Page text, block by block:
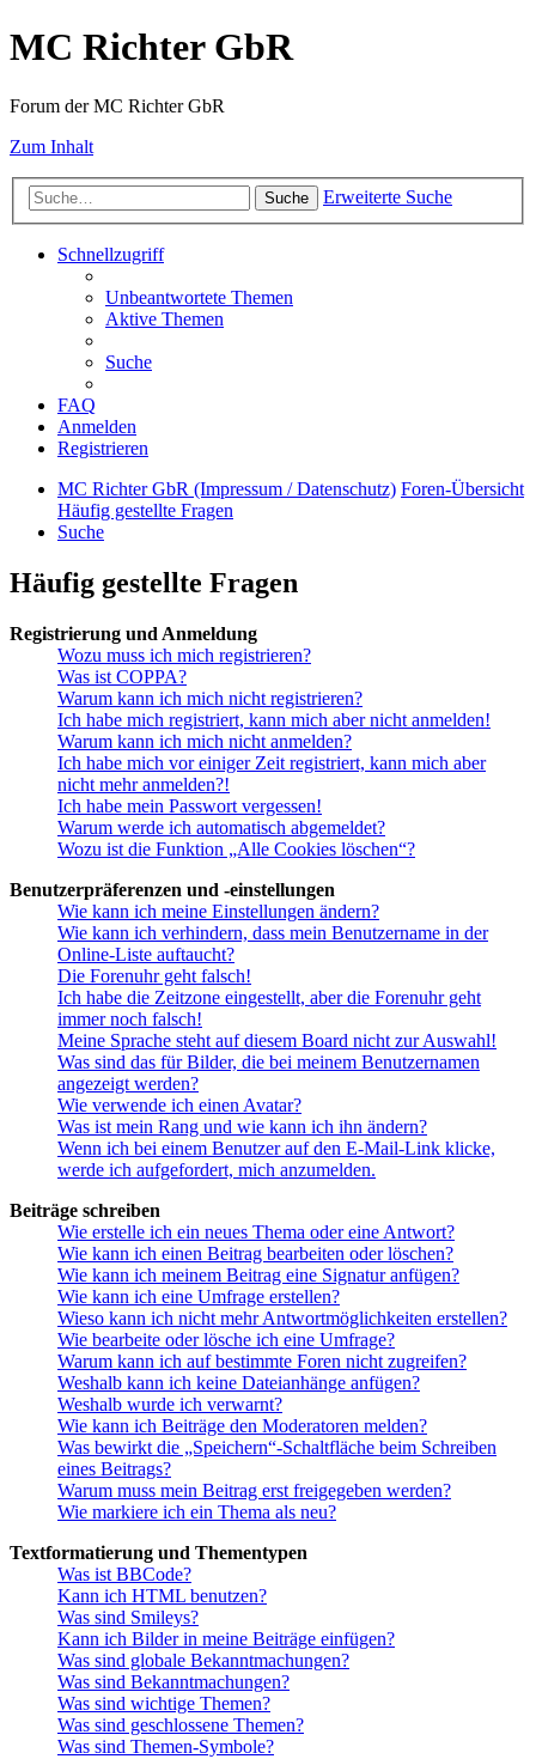
MC Richter GbR
Forum der MC Richter GbR
Zum Inhalt
Suche Erweiterte Suche
Schnellzugriff
Unbeantwortete Themen
Aktive Themen
Suche
FAQ
Anmelden
Registrieren
MC Richter GbR (Impressum / Datenschutz) Foren-Übersicht
Häufig gestellte Fragen
Suche
Häufig gestellte Fragen
Registrierung und Anmeldung
Wozu muss ich mich registrieren?
Was ist COPPA?
Warum kann ich mich nicht registrieren?
Ich habe mich registriert, kann mich aber nicht anmelden!
Warum kann ich mich nicht anmelden?
Ich habe mich vor einiger Zeit registriert, kann mich aber
nicht mehr anmelden?!
Ich habe mein Passwort vergessen!
Warum werde ich automatisch abgemeldet?
Wozu ist die Funktion „Alle Cookies löschen“?
Benutzerpräferenzen und -einstellungen
Wie kann ich meine Einstellungen ändern?
Wie kann ich verhindern, dass mein Benutzername in der
Online-Liste auftaucht?
Die Forenuhr geht falsch!
Ich habe die Zeitzone eingestellt, aber die Forenuhr geht
immer noch falsch!
Meine Sprache steht auf diesem Board nicht zur Auswahl!
Was sind das für Bilder, die bei meinem Benutzernamen
angezeigt werden?
Wie verwende ich einen Avatar?
Was ist mein Rang und wie kann ich ihn ändern?
Wenn ich bei einem Benutzer auf den E-Mail-Link klicke,
werde ich aufgefordert, mich anzumelden.
Beiträge schreiben
Wie erstelle ich ein neues Thema oder eine Antwort?
Wie kann ich einen Beitrag bearbeiten oder löschen?
Wie kann ich meinem Beitrag eine Signatur anfügen?
Wie kann ich eine Umfrage erstellen?
Wieso kann ich nicht mehr Antwortmöglichkeiten erstellen?
Wie bearbeite oder lösche ich eine Umfrage?
Warum kann ich auf bestimmte Foren nicht zugreifen?
Weshalb kann ich keine Dateianhänge anfügen?
Weshalb wurde ich verwarnt?
Wie kann ich Beiträge den Moderatoren melden?
Was bewirkt die „Speichern“-Schaltfläche beim Schreiben
eines Beitrags?
Warum muss mein Beitrag erst freigegeben werden?
Wie markiere ich ein Thema als neu?
Textformatierung und Thementypen
Was ist BBCode?
Kann ich HTML benutzen?
Was sind Smileys?
Kann ich Bilder in meine Beiträge einfügen?
Was sind globale Bekanntmachungen?
Was sind Bekanntmachungen?
Was sind wichtige Themen?
Was sind geschlossene Themen?
Was sind Themen-Symbole?